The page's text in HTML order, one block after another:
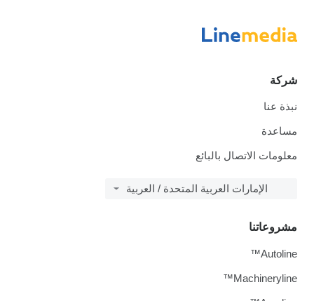
شركة
نبذة عنا
مساعدة
معلومات الاتصال بالبائع
الإمارات العربية المتحدة / العربية
مشروعاتنا
Autoline™
Machineryline™